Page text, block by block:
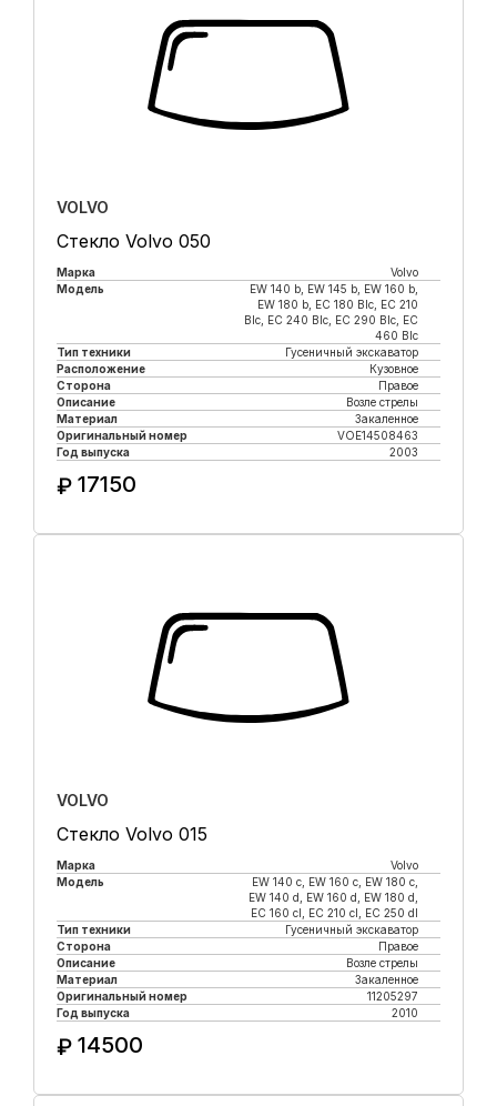
VOLVO
Стекло Volvo 050
Марка
Volvo
Модель
EW 140 b, EW 145 b, EW 160 b,
EW 180 b, EC 180 Blc, EC 210
Blc, EC 240 Blc, EC 290 Blc, EC
460 Blc
Тип техники
Гусеничный экскаватор
Расположение
Кузовное
Сторона
Правое
Описание
Возле стрелы
Материал
Закаленное
Оригинальный номер
VOE14508463
Год выпуска
2003
₽ 17150
VOLVO
Стекло Volvo 015
Марка
Volvo
Модель
EW 140 с, EW 160 с, EW 180 c,
EW 140 d, EW 160 d, EW 180 d,
EC 160 cl, EC 210 cl, EC 250 dl
Тип техники
Гусеничный экскаватор
Сторона
Правое
Описание
Возле стрелы
Материал
Закаленное
Оригинальный номер
11205297
Год выпуска
2010
₽ 14500